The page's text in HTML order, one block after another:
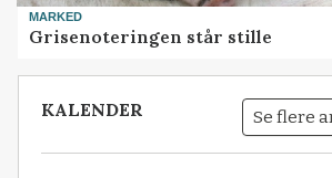
MARKED
Grisenoteringen står stille
KALENDER Se flere